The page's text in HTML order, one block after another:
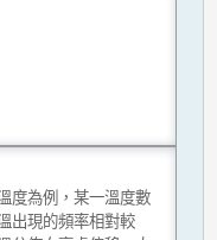
度為例，某一溫度數
出現的頻率相對較